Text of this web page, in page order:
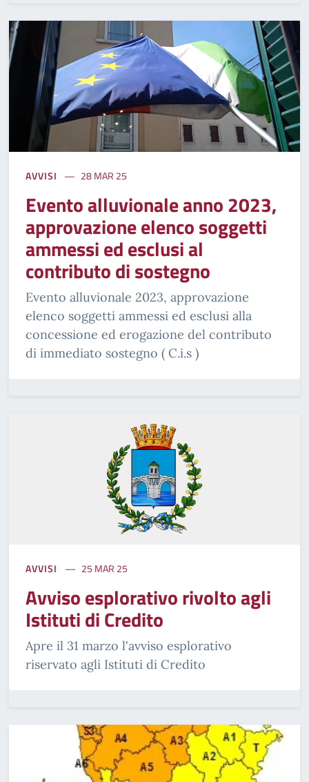
AVVISI 28 MAR 25
Evento alluvionale anno 2023,
approvazione elenco soggetti
ammessi ed esclusi al
contributo di sostegno
Evento alluvionale 2023, approvazione
elenco soggetti ammessi ed esclusi alla
concessione ed erogazione del contributo
di immediato sostegno ( C.i.s )
AVVISI 25 MAR 25
Avviso esplorativo rivolto agli
Istituti di Credito
Apre il 31 marzo l'avviso esplorativo
riservato agli Istituti di Credito